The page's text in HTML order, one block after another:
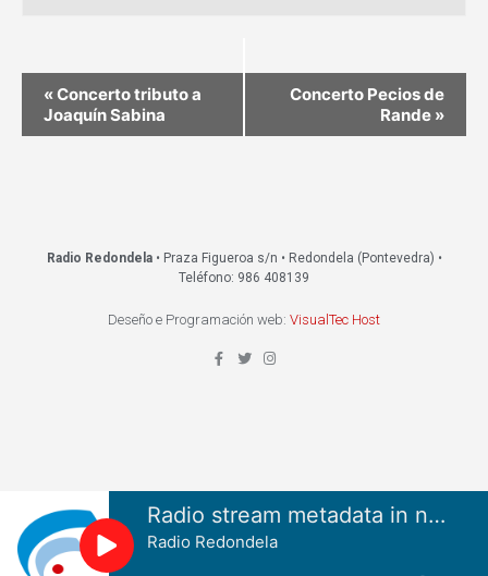
«Concerto tributo a
Joaquín Sabina
Concerto Pecios de
Rande »
Radio Redondela• Praza Figueroa s/n • Redondela (Pontevedra) •
Teléfono: 986 408139
Deseño e Programación web: VisualTec Host
Radio stream metadata in not available.
Radio Redondela